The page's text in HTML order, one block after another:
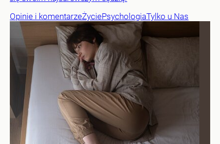
Opinie i komentarzeŻyciePsychologiaTylko u Nas